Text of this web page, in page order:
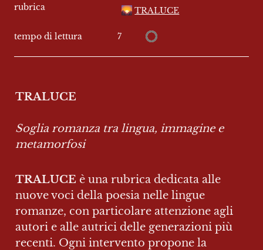
rubrica 🌄 TRALUCE
tempo di lettura 7
TRALUCE
Soglia romanza tra lingua, immagine e
metamorfosi
TRALUCE è una rubrica dedicata alle
nuove voci della poesia nelle lingue
romanze, con particolare attenzione agli
autori e alle autrici delle generazioni più
recenti. Ogni intervento propone la